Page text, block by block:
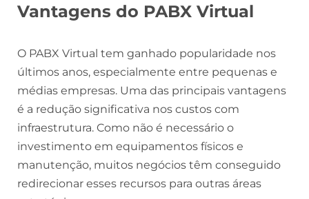
Vantagens do PABX Virtual
O PABX Virtual tem ganhado popularidade nos
últimos anos, especialmente entre pequenas e
médias empresas. Uma das principais vantagens
é a redução significativa nos custos com
infraestrutura. Como não é necessário o
investimento em equipamentos físicos e
manutenção, muitos negócios têm conseguido
redirecionar esses recursos para outras áreas